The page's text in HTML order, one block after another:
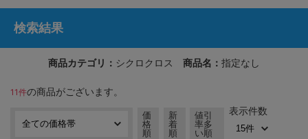
検索結果
商品カテゴリ： シクロクロス 商品名： 指定なし
11件の商品がございます。
価
格
順
新
着
順
値引
率多
い順
表示件数